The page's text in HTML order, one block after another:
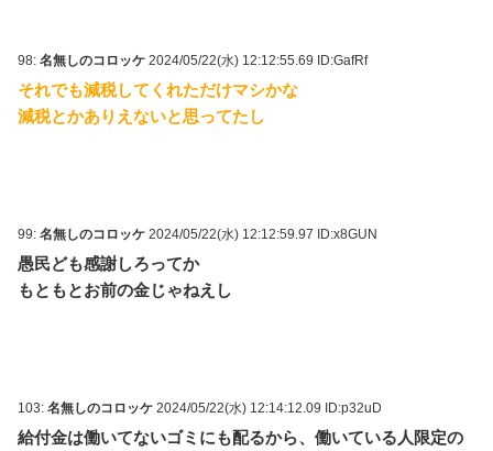
98: 名無しのコロッケ 2024/05/22(水) 12:12:55.69 ID:GafRf
それでも減税してくれただけマシかな
減税とかありえないと思ってたし
99: 名無しのコロッケ 2024/05/22(水) 12:12:59.97 ID:x8GUN
愚民ども感謝しろってか
もともとお前の金じゃねえし
103: 名無しのコロッケ 2024/05/22(水) 12:14:12.09 ID:p32uD
給付金は働いてないゴミにも配るから、働いている人限定の